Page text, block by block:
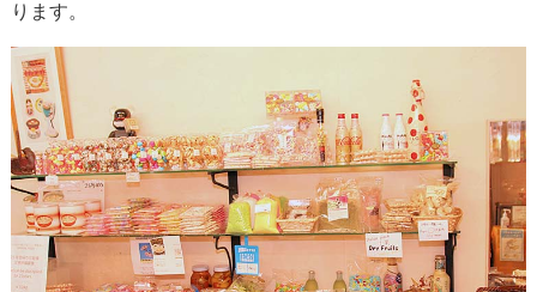
ります。